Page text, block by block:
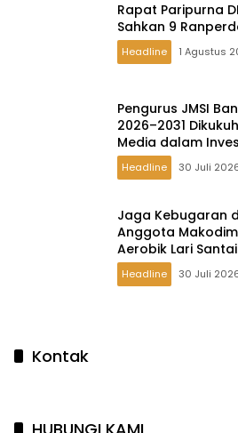
Rapat Paripurna
Sahkan 9
Headline 1 Agustus
Pengurus JMSI
2026–2031
Media dalam
Headline 30 Juli
Jaga Kebugaran
Anggota Makodim Tulungagung Gelar
Aerobik Lari
Headline 30 Juli
Kontak